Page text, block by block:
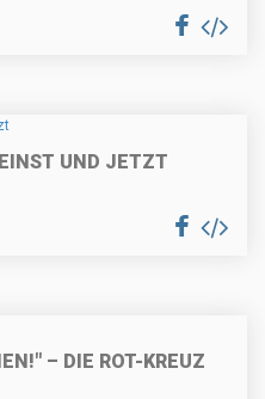
UND JETZT
– DIE ROT-KREUZ